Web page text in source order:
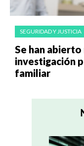
SEGURIDAD Y JUSTICIA
Se han
investigación
familiar